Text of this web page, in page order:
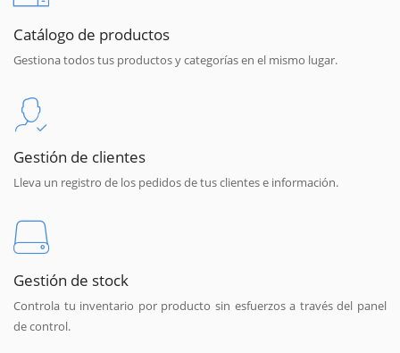
Catálogo de productos
Gestiona todos tus productos y categorías en el mismo lugar.
Gestión de clientes
Lleva un registro de los pedidos de tus clientes e información.
Gestión de stock
Controla tu inventario por producto sin esfuerzos a través del panel
de control.